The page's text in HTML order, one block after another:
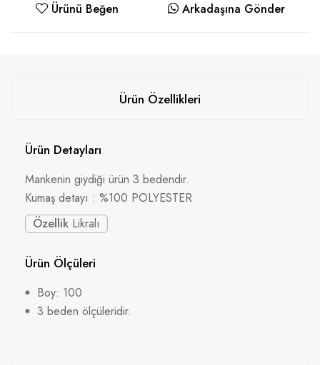
Ürünü Beğen Arkadaşına Gönder
Ürün Özellikleri
Ürün Detayları
Mankenin giydiği ürün 3 bedendir.
Kumaş detayı : %100 POLYESTER
Özellik Likralı
Ürün Ölçüleri
Boy: 100
3 beden ölçüleridir.